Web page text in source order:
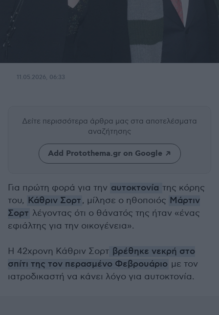
11.05.2026, 06:33
Δείτε περισσότερα άρθρα μας στα αποτελέσματα
αναζήτησης
Add Protothema.gr on Google
Για πρώτη φορά για την αυτοκτονία της κόρης
του, Κάθριν Σορτ, μίλησε ο ηθοποιός Μάρτιν
Σορτ λέγοντας ότι ο θάνατός της ήταν «ένας
εφιάλτης για την οικογένεια».
Η 42χρονη Κάθριν Σορτ βρέθηκε νεκρή στο
σπίτι της τον περασμένο Φεβρουάριο με τον
ιατροδικαστή να κάνει λόγο για αυτοκτονία.